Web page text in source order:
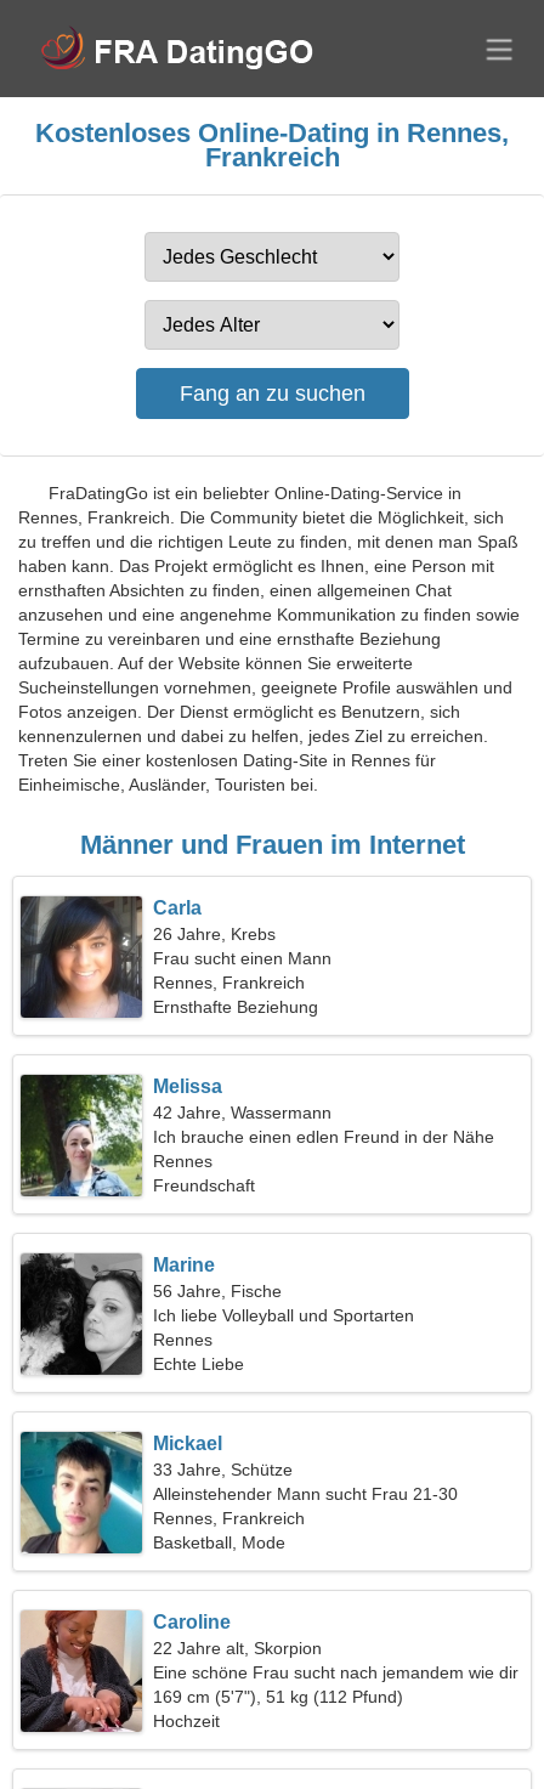
Kostenloses Online-Dating in Rennes,
Frankreich
FraDatingGo ist ein beliebter Online-Dating-Service in
Rennes, Frankreich. Die Community bietet die Möglichkeit, sich
zu treffen und die richtigen Leute zu finden, mit denen man Spaß
haben kann. Das Projekt ermöglicht es Ihnen, eine Person mit
ernsthaften Absichten zu finden, einen allgemeinen Chat
anzusehen und eine angenehme Kommunikation zu finden sowie
Termine zu vereinbaren und eine ernsthafte Beziehung
aufzubauen. Auf der Website können Sie erweiterte
Sucheinstellungen vornehmen, geeignete Profile auswählen und
Fotos anzeigen. Der Dienst ermöglicht es Benutzern, sich
kennenzulernen und dabei zu helfen, jedes Ziel zu erreichen.
Treten Sie einer kostenlosen Dating-Site in Rennes für
Einheimische, Ausländer, Touristen bei.
Männer und Frauen im Internet
Carla
26 Jahre, Krebs
Frau sucht einen Mann
Rennes, Frankreich
Ernsthafte Beziehung
Melissa
42 Jahre, Wassermann
Ich brauche einen edlen Freund in der Nähe
Rennes
Freundschaft
Marine
56 Jahre, Fische
Ich liebe Volleyball und Sportarten
Rennes
Echte Liebe
Mickael
33 Jahre, Schütze
Alleinstehender Mann sucht Frau 21-30
Rennes, Frankreich
Basketball, Mode
Caroline
22 Jahre alt, Skorpion
Eine schöne Frau sucht nach jemandem wie dir
169 cm (5'7"), 51 kg (112 Pfund)
Hochzeit